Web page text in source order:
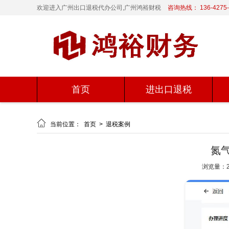
欢迎进入广州出口退税代办公司,广州鸿裕财税 咨询热线： 136-
首页 进出口退税
 当前位置： 首页 > 退税案例
氮
浏览量：